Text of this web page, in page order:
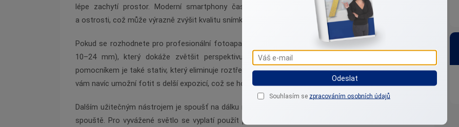
lépe zachytí prostor. Moderní smartphony často nabízejí i pokročilé režimy pro úpravu světla
a ostrosti, což může výrazně zvýšit kvalitu snímků.
Pokud se rozhodnete pro profesionální fotoaparát, zvažte použití širokoúhlého objektivu (například
10–24 mm), který dokáže zvětšit perspektivu a opticky rozšířit menší místnosti. Nezbytným
pomocníkem je také stativ, který eliminuje roztřesené snímky a zajistí rovné linie. Stabilní fotoaparát
vám navíc umožní fotit s delší expozicí, což se hodí při slabším osvětlení.
Dalším užitečným nástrojem je spoušť na dálku nebo časovač, které minimalizují otřesy při mačkání
spouště. Pro vyvážené světlo se vyplatí použít přenosná LED světla nebo softboxy, které eliminují
Odeslat
Souhlasím se zpracováním osobních údajů